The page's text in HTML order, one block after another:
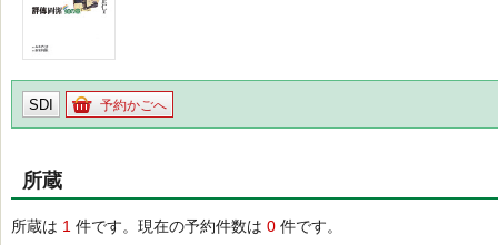
SDI 予約かごへ
所蔵
所蔵は 1 件です。現在の予約件数は 0 件です。